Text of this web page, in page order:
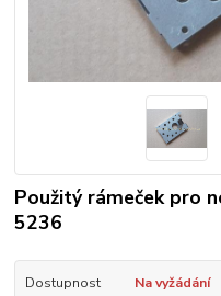
Použitý rámeček pro
5236
Dostupnost Na vyžádání